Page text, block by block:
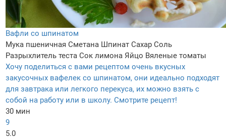
Вафли со шпинатом
Мука пшеничная Сметана Шпинат Сахар Соль
Разрыхлитель теста Сок лимона Яйцо Вяленые томаты
Хочу поделиться с вами рецептом очень вкусных
закусочных вафелек со шпинатом, они идеально подходят
для завтрака или легкого перекуса, их можно взять с
собой на работу или в школу. Смотрите рецепт!
30 мин
9
5.0